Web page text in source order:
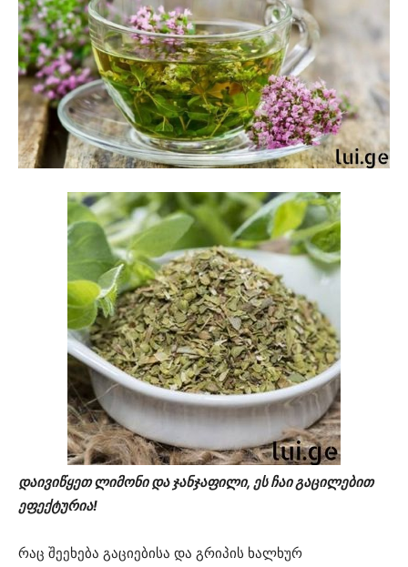
დაივიწყეთ ლიმონი და ჯანჯაფილი, ეს ჩაი გაცილებით
ეფექტურია!
რაც შეეხება გაციებისა და გრიპის ხალხურ